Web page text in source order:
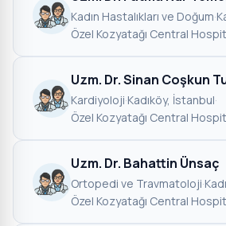
Kadın Hastalıkları ve Doğum·
Özel Kozyatağı Central
Uzm. Dr. Sinan Coşkun
Kardiyoloji·Kadıköy, İstanbul·
Özel Kozyatağı Central
Uzm. Dr. Bahattin Ünsaç
Ortopedi ve Travmatoloji·
Özel Kozyatağı Central